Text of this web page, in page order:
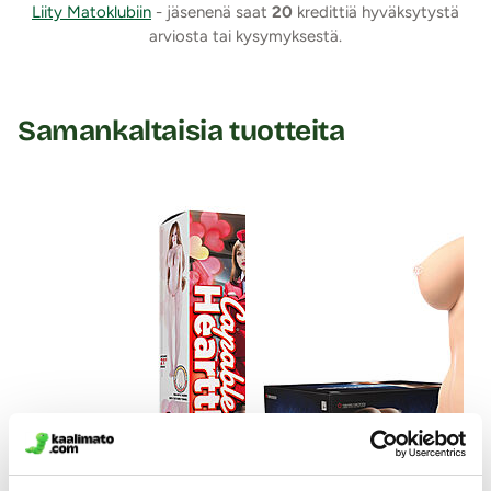
Liity Matoklubiin - jäsenenä saat 20 kredittiä hyväksytystä
arviosta tai kysymyksestä.
Samankaltaisia tuotteita